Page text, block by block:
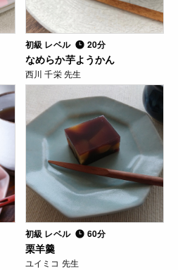
初級 レベル 20分
なめらか芋ようかん
西川 千栄 先生
初級 レベル 60分
栗羊羹
ユイミコ 先生